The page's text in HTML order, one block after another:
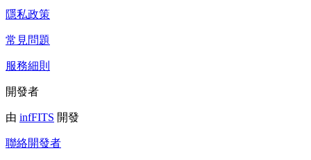
隱私政策
常見問題
服務細則
開發者
由 infFITS 開發
聯絡開發者